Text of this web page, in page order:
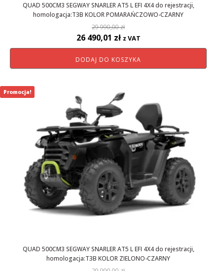
QUAD 500CM3 SEGWAY SNARLER AT5 L EFI 4X4 do rejestracji,
homologacja:T3B KOLOR POMARAŃCZOWO-CZARNY
29 990,00zł
Pierwotna
cena
wynosiła:
26 490,01 złAktualna
cena
wynosi:
z VAT
DODAJ DO KOSZYKA
QUAD 500CM3 SEGWAY SNARLER AT5 L EFI 4X4 do rejestracji,
homologacja:T3B KOLOR ZIELONO-CZARNY
Promocja!